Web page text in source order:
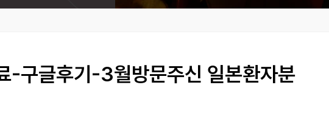
-구글후기-3월방문주신 일본환자분